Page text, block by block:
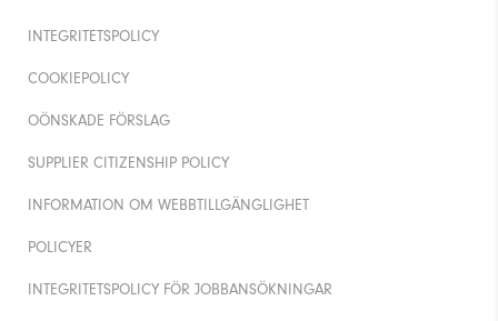
INTEGRITETSPOLICY
COOKIEPOLICY
OÖNSKADE FÖRSLAG
SUPPLIER CITIZENSHIP POLICY
INFORMATION OM WEBBTILLGÄNGLIGHET
POLICYER
INTEGRITETSPOLICY FÖR JOBBANSÖKNINGAR